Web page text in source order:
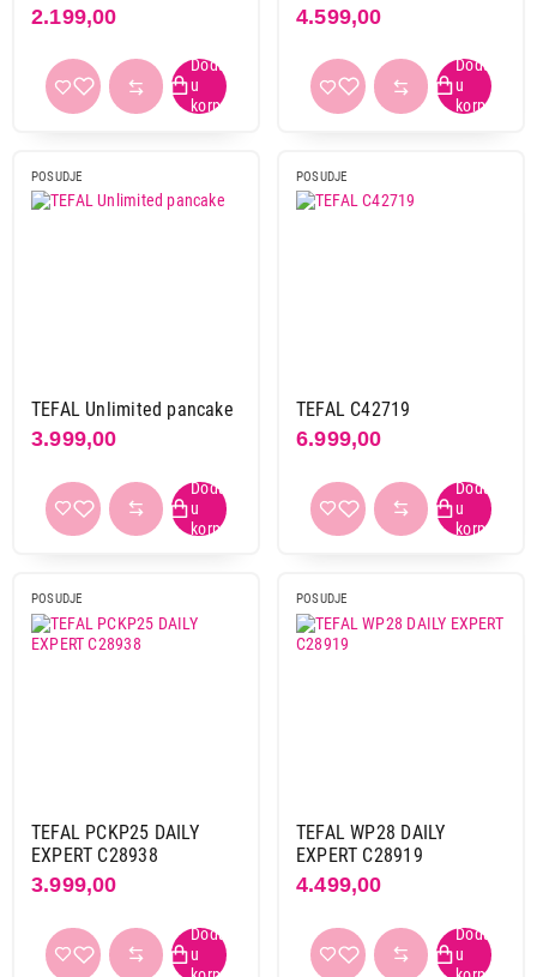
2.199,00 4.599,00
POSUDJE
TEFAL Unlimited pancake
3.999,00
POSUDJE
TEFAL C42719
6.999,00
POSUDJE
TEFAL PCKP25 DAILY
EXPERT C28938
3.999,00
POSUDJE
TEFAL WP28 DAILY
EXPERT C28919
4.499,00